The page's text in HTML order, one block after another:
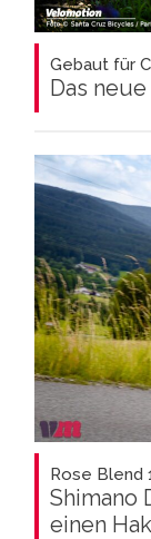
Gebaut für
Das
Rose Blend
Shimano
einen